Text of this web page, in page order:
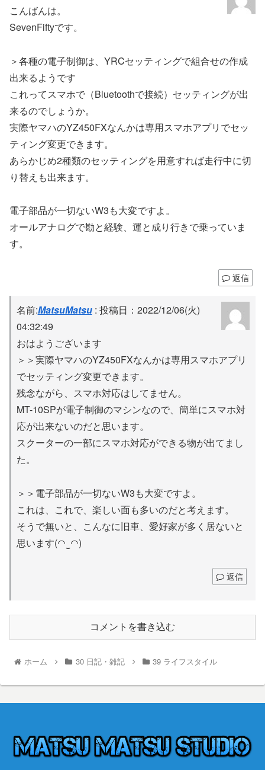
こんばんは。
SevenFiftyです。
＞各種の電子制御は、YRCセッティングで組合せの作成
出来るようです
これってスマホで（Bluetoothで接続）セッティングが出
来るのでしょうか。
実際ヤマハのYZ450FXなんかは専用スマホアプリでセッ
ティング変更できます。
あらかじめ2種類のセッティングを用意すれば走行中に切
り替えも出来ます。
電子部品が一切ないW3も大変ですよ。
オールアナログで勘と経験、運と成り行きで乗っていま
す。
返信
名前:MatsuMatsu: 投稿日：2022/12/06(火)
04:32:49
おはようございます
＞＞実際ヤマハのYZ450FXなんかは専用スマホアプリ
でセッティング変更できます。
残念ながら、スマホ対応はしてません。
MT-10SPが電子制御のマシンなので、簡単にスマホ対
応が出来ないのだと思います。
スクーターの一部にスマホ対応ができる物が出てまし
た。
＞＞電子部品が一切ないW3も大変ですよ。
これは、これで、楽しい面も多いのだと考えます。
そうで無いと、こんなに旧車、愛好家が多く居ないと
思います(◠‿◠)
返信
コメントを書き込む
ホーム 30 日記・雑記 39 ライフスタイル